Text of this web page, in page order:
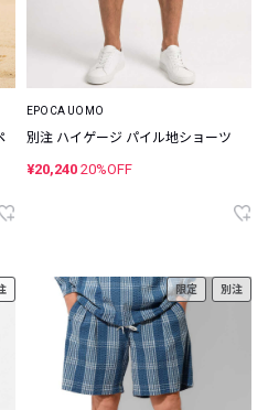
EPOCA UOMO
別注 ハイゲージ パイル地ショーツ
¥20,240 20%OFF
限定 別注